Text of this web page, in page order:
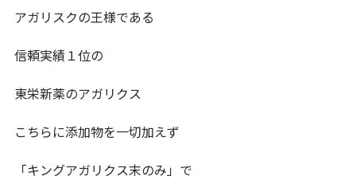
アガリスクの王様である
信頼実績１位の
東栄新薬のアガリクス
こちらに添加物を一切加えず
「キングアガリクス末のみ」で